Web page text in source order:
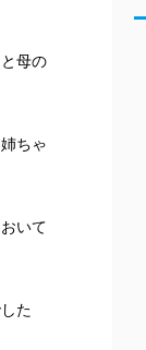
母の
ちゃ
いて
た